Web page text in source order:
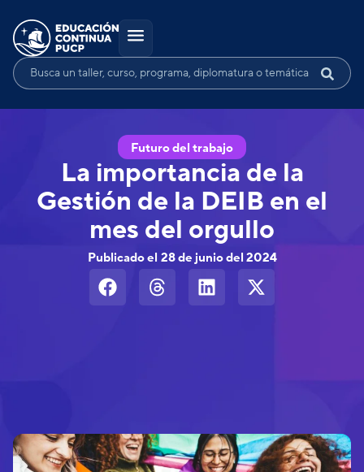
Futuro del trabajo
La importancia de la
Gestión de la DEIB en el
mes del orgullo
Publicado el 28 de junio del 2024